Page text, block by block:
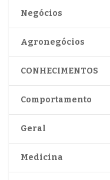
Negócios
Agronegócios
CONHECIMENTOS
Comportamento
Geral
Medicina